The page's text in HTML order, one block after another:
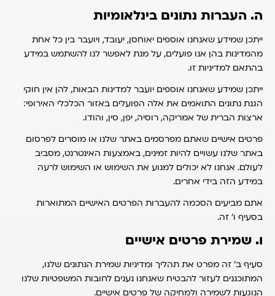
ה. העברות נתונים בינלאומיות
ייתכן שמידע שאנחנו אוספים יאוחסן, יעובד, ויועבר בין כל אחת
מהמדינות בהן אנו פועלים, על מנת לאפשר לנו להשתמש במידע
בהתאם למדיניות זו.
ייתכן שמידע שאנחנו אוספים יועבר למדינות הבאות, להן אין חוקי
הגנת נתונים התואמים את אלה הפועלים באזור הכלכלי האירופי:
ארצות הברית של אמריקה, רוסיה, יפן, סין, והודו.
פרטים אישיים שאתם מפרסמים באתר שלנו או מוסרים לפרסום
באתר שלנו עשויים להיות זמינים, באמצעות האינטרנט, מסביב
לעולם. אנחנו לא יכולים למנוע את השימוש או השימוש לרעה
במידע הזה בידי אחרים.
אתם מביעים הסכמה להעברות הפרטים האישיים המתוארות
בסעיף ו’ זה.
ו. שמירת פרטים אישיים
סעיף ב’ זה מפרט את תהליך ומדיניות שמירת הנתונים שלנו,
המתוכננים לעזור להבטיח שאנחנו נענים לחובות המשפטיות שלנו
הנוגעות לשמירה ולמחיקה של פרטים אישיים.